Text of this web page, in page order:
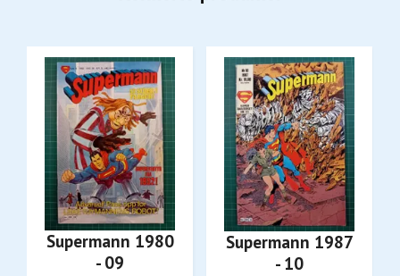
Supermann 1980
- 09
Supermann 1987
- 10